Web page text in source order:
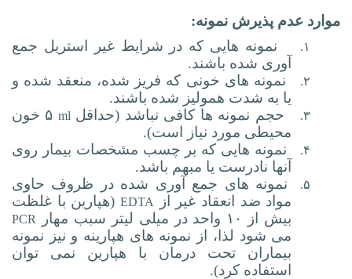
موارد عدم پذیرش نمونه:
۱.
نمونه هایی که در شرایط غیر استریل جمع
آوری شده باشند.
۲.
نمونه های خونی که فریز شده، منعقد شده و
یا به شدت همولیز شده باشند.
۳. حجم نمونه ها کافی نباشد (حداقل ml
۵ خون
محیطی مورد نیاز است).
۴.
نمونه هایی که بر چسب مشخصات بیمار روی
آنها نادرست یا مبهم باشد.
۵.
نمونه های جمع آوری شده در ظروف حاوی
مواد ضد انعقاد غیر از
EDTA (هپارین با غلظت
بیش از ۱۰ واحد در میلی لیتر سبب مهار
PCR
می شود لذا، از نمونه های هپارینه و نیز نمونه
بیماران تحت درمان با هپارین نمی توان
استفاده کرد).